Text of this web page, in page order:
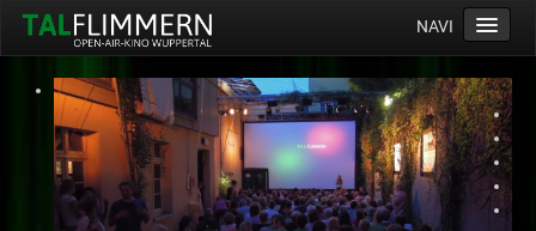
NAVI
Home
Programm
Service
Ticketinfos